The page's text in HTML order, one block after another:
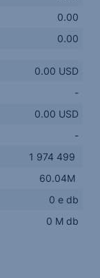
0.00
0.00
0.00 USD
-
0.00 USD
-
1 974 499
60.04M
0 e db
0 M db